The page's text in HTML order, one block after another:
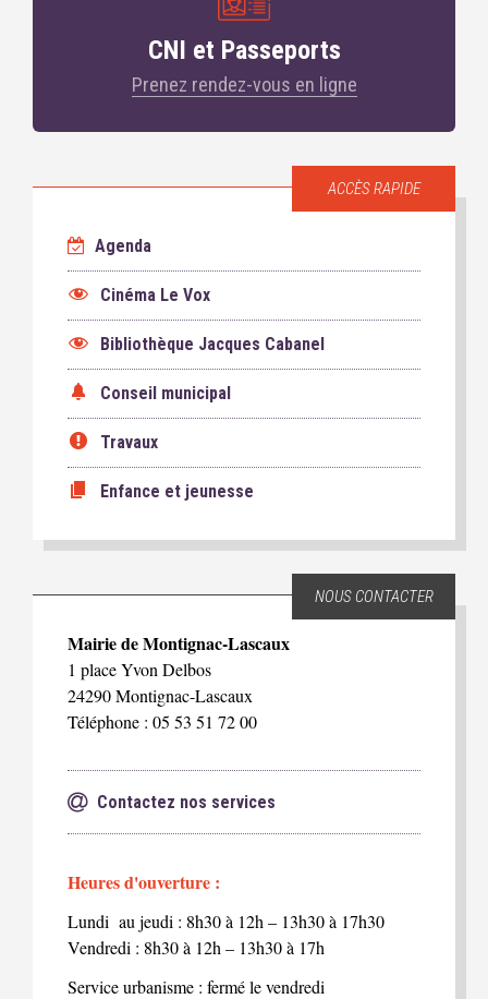
CNI et Passeports
Prenez rendez-vous en ligne
ACCÈS RAPIDE
Agenda
Cinéma Le Vox
Bibliothèque Jacques Cabanel
Conseil municipal
Travaux
Enfance et jeunesse
NOUS CONTACTER
Mairie de Montignac-Lascaux
1 place Yvon Delbos
24290 Montignac-Lascaux
Téléphone : 05 53 51 72 00
Contactez nos services
Heures d'ouverture :
Lundi au jeudi : 8h30 à 12h – 13h30 à 17h30
Vendredi : 8h30 à 12h – 13h30 à 17h
Service urbanisme : fermé le vendredi